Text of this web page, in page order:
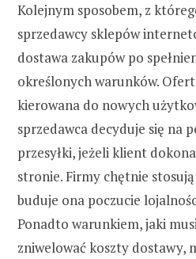
Kolejnym sposobem, z
sprzedawcy sklepów
dostawa zakupów po
określonych warunków.
kierowana do nowych
sprzedawca decyduje się na
przesyłki, jeżeli klient
stronie. Firmy chętnie
buduje ona poczucie
Ponadto warunkiem, jaki
zniwelować koszty dostawy,